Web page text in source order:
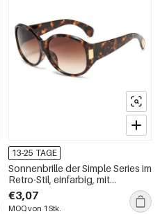
13-25 TAGE
Sonnenbrille der Simple Series im
Retro-Stil, einfarbig, mit
Leopardenmuster und
Farbverlauf
€3,07
MOQ von 1 Stk.